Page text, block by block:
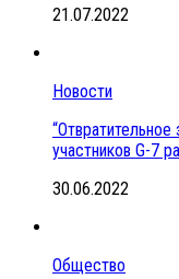
21.07.2022
Новости
участников G-7
30.06.2022
Общество